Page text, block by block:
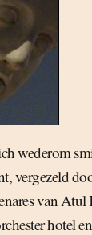
wederom
vergezeld
van
hotel